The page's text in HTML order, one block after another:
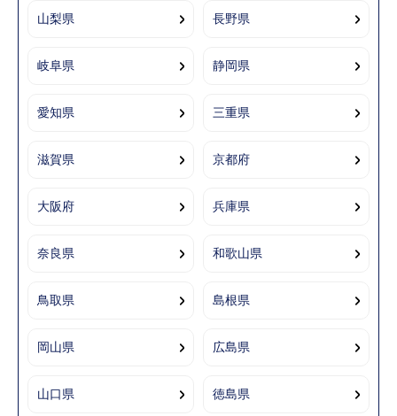
山梨県 長野県
岐阜県 静岡県
愛知県 三重県
滋賀県 京都府
大阪府 兵庫県
奈良県 和歌山県
鳥取県 島根県
岡山県 広島県
山口県 徳島県